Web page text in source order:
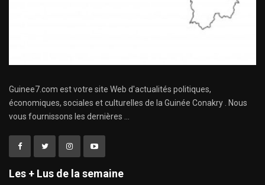
Guinee7.com est votre site Web d'actualités politiques,
économiques, sociales et culturelles de la Guinée Conakry . Nous
vous fournissons les dernières ...
Les + Lus de la semaine